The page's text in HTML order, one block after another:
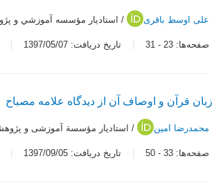
علی اوسط باقری / استاديار مؤسسه آموزشي و
صفحه‌ها: 23
-
31 تاریخ دریافت: 1397/05/07
زبان قرآن و اوصاف آن از دیدگاه علامه مصباح
محمدرضا امین / استادیار مؤسسة آموزشی و
صفحه‌ها: 33
-
50 تاریخ دریافت: 1397/09/05